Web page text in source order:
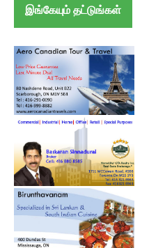
இங்கேயும் தட்டுங்கள்